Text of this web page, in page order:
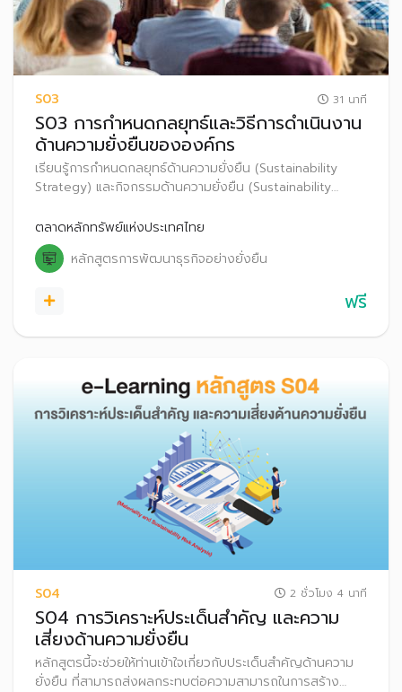
S03 31 นาที
S03 การกำหนดกลยุทธ์และวิธีการดำเนินงาน
ด้านความยั่งยืนขององค์กร
เรียนรู้การกำหนดกลยุทธ์ด้านความยั่งยืน (Sustainability
Strategy) และกิจกรรมด้านความยั่งยืน (Sustainability
สนองต่อประเด็นสำคัญด้านเศรษฐกิจ สังคม และสิ่งแวดล้อม
ตลาดหลักทรัพย์แห่งประเทศไทย
หลักสูตรการพัฒนาธุรกิจอย่างยั่งยืน
ฟรี
S04 2 ชั่วโมง 4 นาที
S04 การวิเคราะห์ประเด็นสำคัญ และความ
เสี่ยงด้านความยั่งยืน
หลักสูตรนี้จะช่วยให้ท่านเข้าใจเกี่ยวกับประเด็นสำคัญด้านความ
ยั่งยืน ที่สามารถส่งผลกระทบต่อความสามารถในการสร้าง